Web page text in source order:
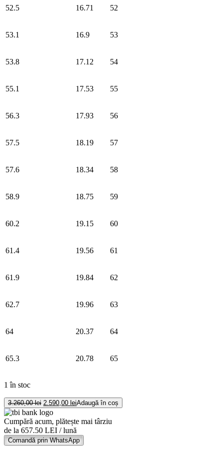
52.5 16.71 52
53.1 16.9 53
53.8 17.12 54
55.1 17.53 55
56.3 17.93 56
57.5 18.19 57
57.6 18.34 58
58.9 18.75 59
60.2 19.15 60
61.4 19.56 61
61.9 19.84 62
62.7 19.96 63
64 20.37 64
65.3 20.78 65
1 în stoc
Cantitate
Colier
de
quartz
verde
sı
3.260,00lei Prețul
inițial
a
fost:
3.260,00 lei.
2.590,00 leiPrețul
curent
2.590,00 lei.
Adaugă în coș
Cumpără acum, plătește mai târziu
de la 657.50 LEI / lună
Comandă prin WhatsApp